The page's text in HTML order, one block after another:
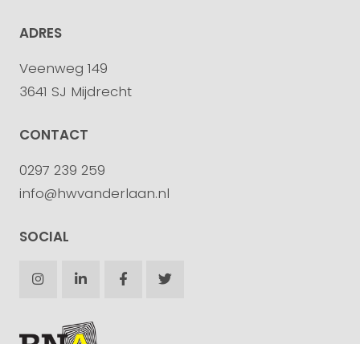
ADRES
Veenweg 149
3641 SJ Mijdrecht
CONTACT
0297 239 259
info@hwvanderlaan.nl
SOCIAL